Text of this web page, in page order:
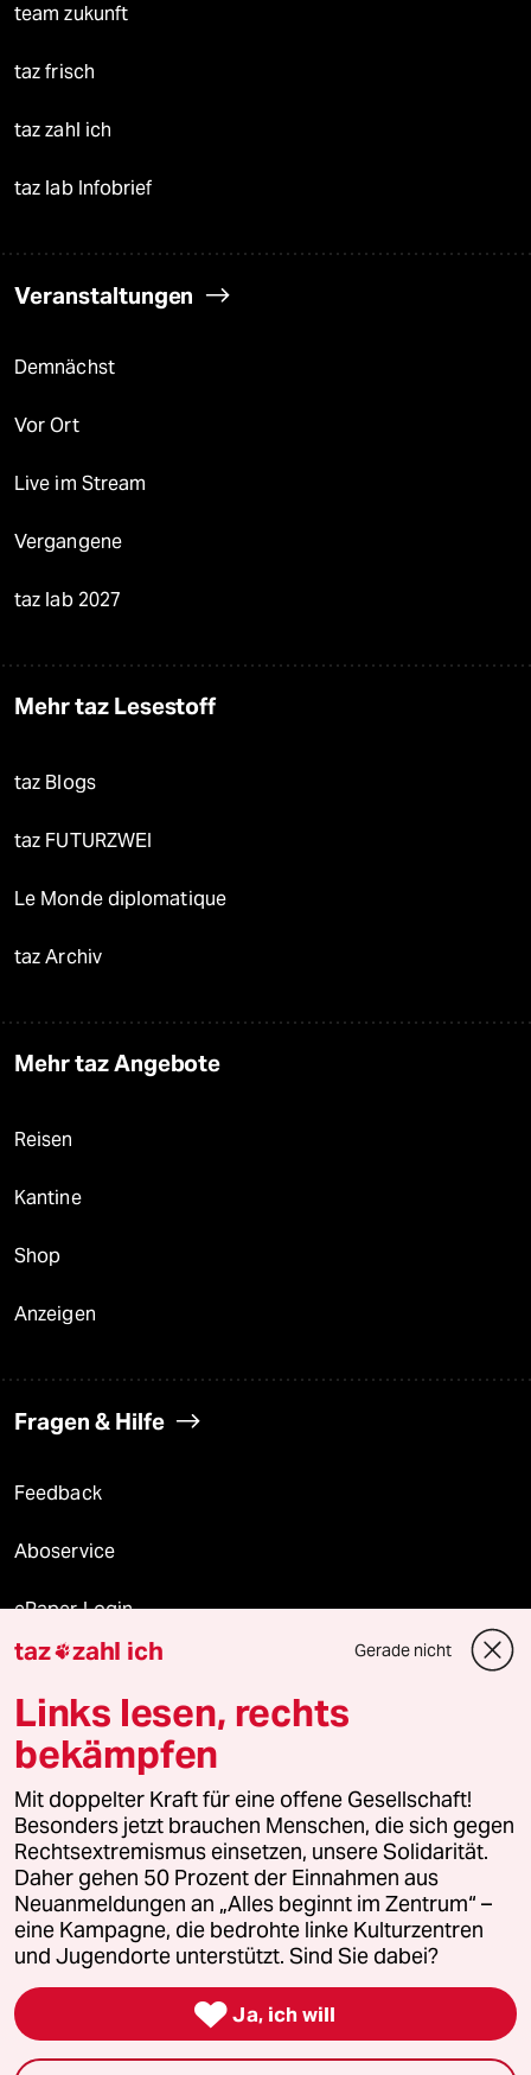
team zukunft
taz frisch
taz zahl ich
taz lab Infobrief
Veranstaltungen
Demnächst
Vor Ort
Live im Stream
Vergangene
taz lab 2027
Mehr taz Lesestoff
taz Blogs
taz FUTURZWEI
Le Monde diplomatique
taz Archiv
Mehr taz Angebote
Reisen
Kantine
Shop
Anzeigen
Fragen & Hilfe
Feedback
Aboservice
ePaper Login
Downloads für Abonnierende
© 2026 taz Verlags und Vertriebs GmbH
Alle Rechte vorbehalten. Bei rechtlichen Fragen oder für Genehmigungen
wenden Sie sich bitte an
lizenzen@taz.de
Feedback Redaktionsstatut Kommune-Richtlinien
Leitlinie Informant Datenschutz Impressum AGB
Seitenwende Einwilligungen widerrufen (Ads)
taz zahl ich Gerade nicht
Links lesen, rechts
bekämpfen
Mit doppelter Kraft für eine offene Gesellschaft!
Besonders jetzt brauchen Menschen, die sich gegen
Rechtsextremismus einsetzen, unsere Solidarität.
Daher gehen 50 Prozent der Einnahmen aus
Neuanmeldungen an „Alles beginnt im Zentrum“ –
eine Kampagne, die bedrohte linke Kulturzentren
und Jugendorte unterstützt. Sind Sie dabei?
 Ja, ich will